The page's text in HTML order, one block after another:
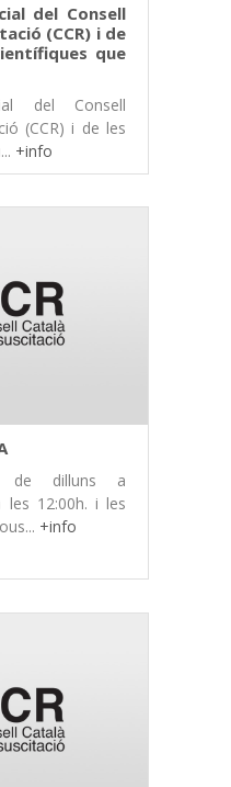
del Consell
(CCR) i de
que
del Consell
(CCR) i de les
+info
de dilluns a
les 12:00h. i les
+info